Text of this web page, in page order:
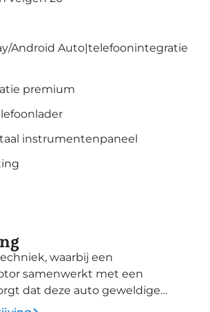
Android Auto|telefoonintegratie
premium
instrumentenpaneel
waarbij een
samenwerkt met een
dat deze auto geweldige
en toch zuinig is met brandstof.